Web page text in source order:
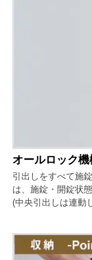
オールロック機
引出しをすべて施
は、施錠・開錠状
(中央引出しは連動